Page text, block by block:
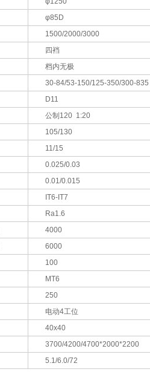
φ85D
1500/2000/3000
四裆
档内无极
30-84/53-150/125-350/300-835
D11
公制120 1:20
105/130
11/15
0.025/0.03
0.01/0.015
IT6-IT7
Ra1.6
4000
6000
100
MT6
250
电动4工位
40x40
3700/4200/4700*2000*2200
5.1/6.0/72